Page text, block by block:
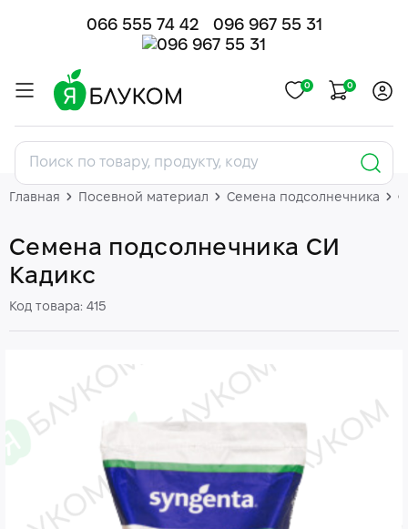
066 555 74 42 096 967 55 31
0 0
Главная Посевной материал Семена подсолнечника
Семена подсолнечника СИ
Кадикс
Код товара: 415